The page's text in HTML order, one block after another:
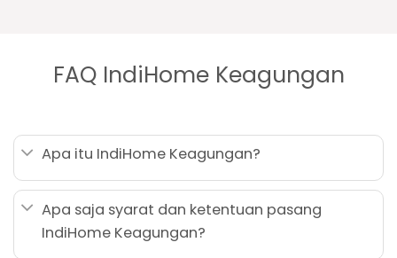
FAQ IndiHome Keagungan
Apa itu IndiHome Keagungan?
Apa saja syarat dan ketentuan pasang
IndiHome Keagungan?